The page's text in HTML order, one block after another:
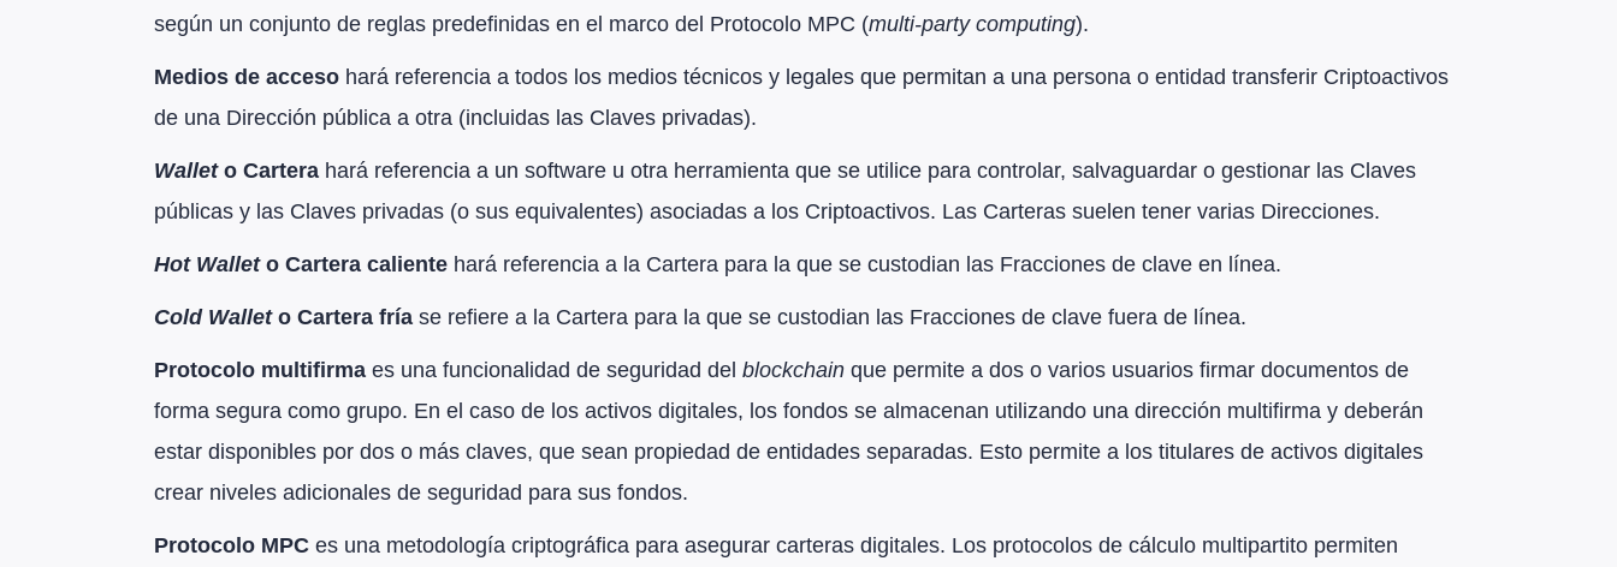
según un conjunto de reglas predefinidas en el marco del Protocolo MPC (multi-party computing).
Medios de acceso hará referencia a todos los medios técnicos y legales que permitan a una persona o entidad transferir Criptoactivos
de una Dirección pública a otra (incluidas las Claves privadas).
Walleto Cartera hará referencia a un software u otra herramienta que se utilice para controlar, salvaguardar o gestionar las Claves
públicas y las Claves privadas (o sus equivalentes) asociadas a los Criptoactivos. Las Carteras suelen tener varias Direcciones.
Hot Walleto Cartera caliente hará referencia a la Cartera para la que se custodian las Fracciones de clave en línea.
Cold Walleto Cartera fría se refiere a la Cartera para la que se custodian las Fracciones de clave fuera de línea.
Protocolo multifirma es una funcionalidad de seguridad del blockchainque permite a dos o varios usuarios firmar documentos de
forma segura como grupo. En el caso de los activos digitales, los fondos se almacenan utilizando una dirección multifirma y deberán
estar disponibles por dos o más claves, que sean propiedad de entidades separadas. Esto permite a los titulares de activos digitales
crear niveles adicionales de seguridad para sus fondos.
Protocolo MPC es una metodología criptográfica para asegurar carteras digitales. Los protocolos de cálculo multipartito permiten